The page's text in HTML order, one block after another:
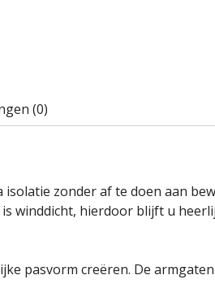
(0)
zonder af te doen aan
winddicht, hierdoor blijft u
pasvorm creëren. De